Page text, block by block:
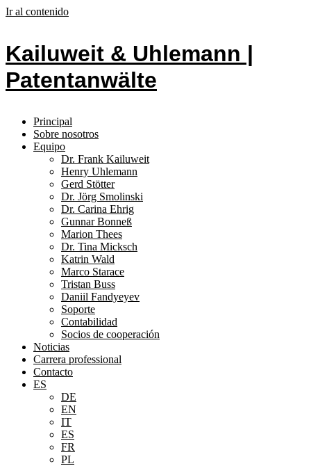
Ir al contenido
Kailuweit & Uhlemann |
Patentanwälte
Principal
Sobre nosotros
Equipo
Dr. Frank Kailuweit
Henry Uhlemann
Gerd Stötter
Dr. Jörg Smolinski
Dr. Carina Ehrig
Gunnar Bonneß
Marion Thees
Dr. Tina Micksch
Katrin Wald
Marco Starace
Tristan Buss
Daniil Fandyeyev
Soporte
Contabilidad
Socios de cooperación
Noticias
Carrera professional
Contacto
ES
DE
EN
IT
ES
FR
PL